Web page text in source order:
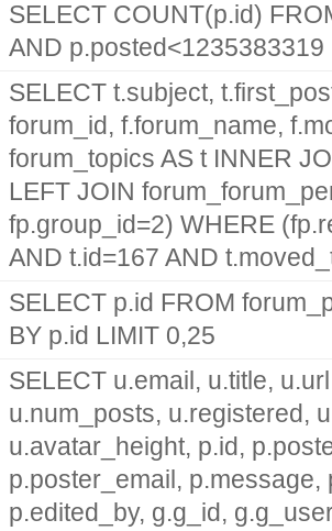
SELECT COUNT(p.id)
AND p.posted<1235383319
SELECT t.subject,
forum_id, f.forum_name,
forum_topics AS t INNER
LEFT JOIN
fp.group_id=2) WHERE
AND t.id=167 AND
SELECT p.id FROM
BY p.id LIMIT 0,25
SELECT u.email, u.title,
u.num_posts, u.registered,
u.avatar_height, p.id,
p.poster_email,
p.edited_by, g.g_id,